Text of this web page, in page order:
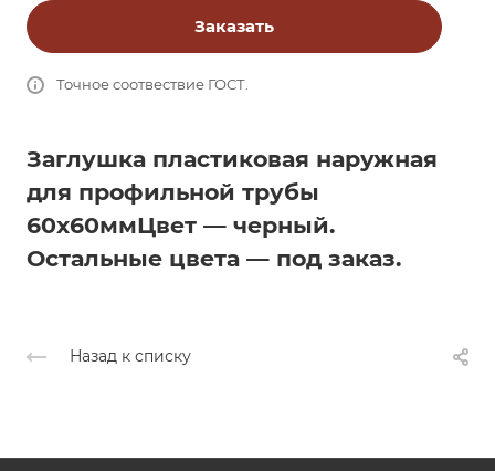
Заказать
Точное соотвествие ГОСТ.
Заглушка пластиковая наружная
для профильной трубы
60х60ммЦвет — черный.
Остальные цвета — под заказ.
Назад к списку